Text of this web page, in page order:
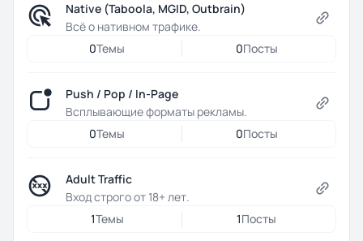
Native (Taboola, MGID, Outbrain)
Всё о нативном трафике.
0Темы 0Посты
Push / Pop / In-Page
Всплывающие форматы рекламы.
0Темы 0Посты
Adult Traffic
Вход строго от 18+ лет.
1Темы 1Посты